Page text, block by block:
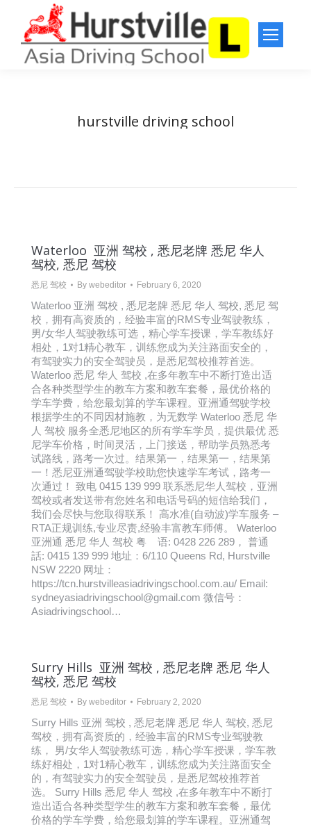
hurstville driving school
Waterloo 亚洲 驾校 , 悉尼老牌 悉尼 华人
驾校, 悉尼 驾校
悉尼 驾校 By webeditor February 6, 2020
Waterloo 亚洲 驾校 , 悉尼老牌 悉尼 华人 驾校, 悉尼 驾
校，拥有高资质的，经验丰富的RMS专业驾驶教练，
男/女华人驾驶教练可选，精心学车授课，学车教练好
相处，1对1精心教车，训练您成为关注路面安全的，
有驾驶实力的安全驾驶员，是悉尼驾校推荐首选。
Waterloo 悉尼 华人 驾校 ,在多年教车中不断打造出适
合各种类型学生的教车方案和教车套餐，最优价格的
学车学费，给您最划算的学车课程。亚洲通驾驶学校
根据学生的不同因材施教，为无数学 Waterloo 悉尼 华
人 驾校 服务全悉尼地区的所有学车学员，提供最优 悉
尼学车价格，时间灵活，上门接送，帮助学员熟悉考
试路线，路考一次过。结果第一，结果第一，结果第
一！悉尼亚洲通驾驶学校助您快速学车考试，路考一
次通过！ 致电 0415 139 999 联系悉尼华人驾校，亚洲
驾校或者发送带有您姓名和电话号码的短信给我们，
我们会尽快与您取得联系！ 高水准(自动波)学车服务 –
RTA正规训练,专业尽责,经验丰富教车师傅。 Waterloo
亚洲通 悉尼 华人 驾校 粤 语: 0428 226 289， 普通
話: 0415 139 999 地址：6/110 Queens Rd, Hurstville
NSW 2220 网址：
https://tcn.hurstvilleasiadrivingschool.com.au/ Email:
sydneyasiadrivingschool@gmail.com 微信号：
Asiadrivingschool…
Surry Hills 亚洲 驾校 , 悉尼老牌 悉尼 华人
驾校, 悉尼 驾校
悉尼 驾校 By webeditor February 2, 2020
Surry Hills 亚洲 驾校 , 悉尼老牌 悉尼 华人 驾校, 悉尼
驾校，拥有高资质的，经验丰富的RMS专业驾驶教
练， 男/女华人驾驶教练可选，精心学车授课，学车教
练好相处，1对1精心教车，训练您成为关注路面安全
的，有驾驶实力的安全驾驶员，是悉尼驾校推荐首
选。 Surry Hills 悉尼 华人 驾校 ,在多年教车中不断打
造出适合各种类型学生的教车方案和教车套餐，最优
价格的学车学费，给您最划算的学车课程。亚洲通驾